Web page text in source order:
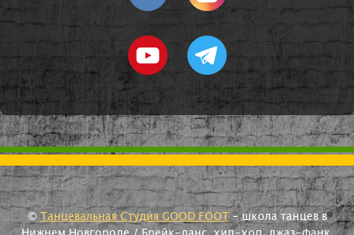
©Танцевальная Студия GOOD FOOT- школа танцев в